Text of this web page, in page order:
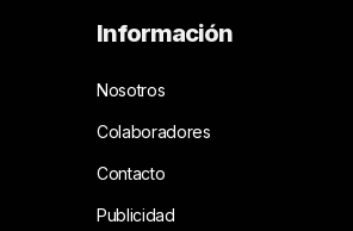
Información
Nosotros
Colaboradores
Contacto
Publicidad